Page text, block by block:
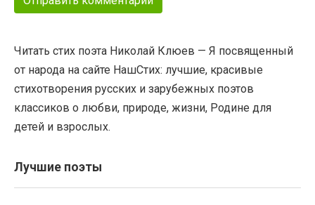
Читать стих поэта Николай Клюев — Я посвященный
от народа на сайте НашСтих: лучшие, красивые
стихотворения русских и зарубежных поэтов
классиков о любви, природе, жизни, Родине для
детей и взрослых.
Лучшие поэты